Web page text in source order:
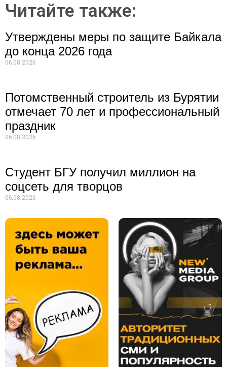
Читайте также:
Утверждены меры по защите Байкала
до конца 2026 года
06.08.2026
Потомственный строитель из Бурятии
отмечает 70 лет и профессиональный
праздник
06.08.2026
Студент БГУ получил миллион на
соцсеть для творцов
06.08.2026